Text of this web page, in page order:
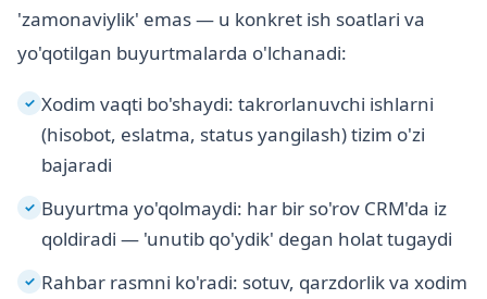
'zamonaviylik' emas — u konkret ish soatlari va
yo'qotilgan buyurtmalarda o'lchanadi:
✓ Xodim vaqti bo'shaydi: takrorlanuvchi ishlarni
(hisobot, eslatma, status yangilash) tizim o'zi
bajaradi
✓ Buyurtma yo'qolmaydi: har bir so'rov CRM'da iz
qoldiradi — 'unutib qo'ydik' degan holat tugaydi
✓ Rahbar rasmni ko'radi: sotuv, qarzdorlik va xodim